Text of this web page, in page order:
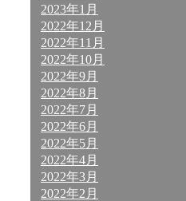
2023年1月
2022年12月
2022年11月
2022年10月
2022年9月
2022年8月
2022年7月
2022年6月
2022年5月
2022年4月
2022年3月
2022年2月